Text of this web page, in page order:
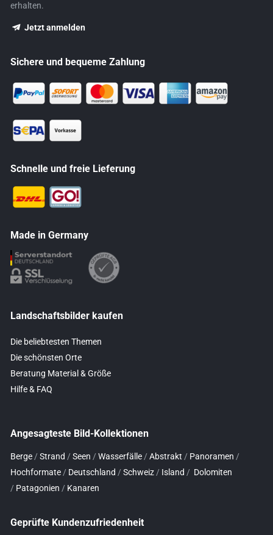
erhalten.
Jetzt anmelden
Sichere und bequeme Zahlung
Schnelle und freie Lieferung
Made in Germany
Landschaftsbilder kaufen
Die beliebtesten Themen
Die schönsten Orte
Beratung Material & Größe
Hilfe & FAQ
Angesagteste Bild-Kollektionen
Berge / Strand / Seen / Wasserfälle / Abstrakt / Panoramen /
Hochformate / Deutschland / Schweiz / Island / Dolomiten
/ Patagonien / Kanaren
Geprüfte Kundenzufriedenheit